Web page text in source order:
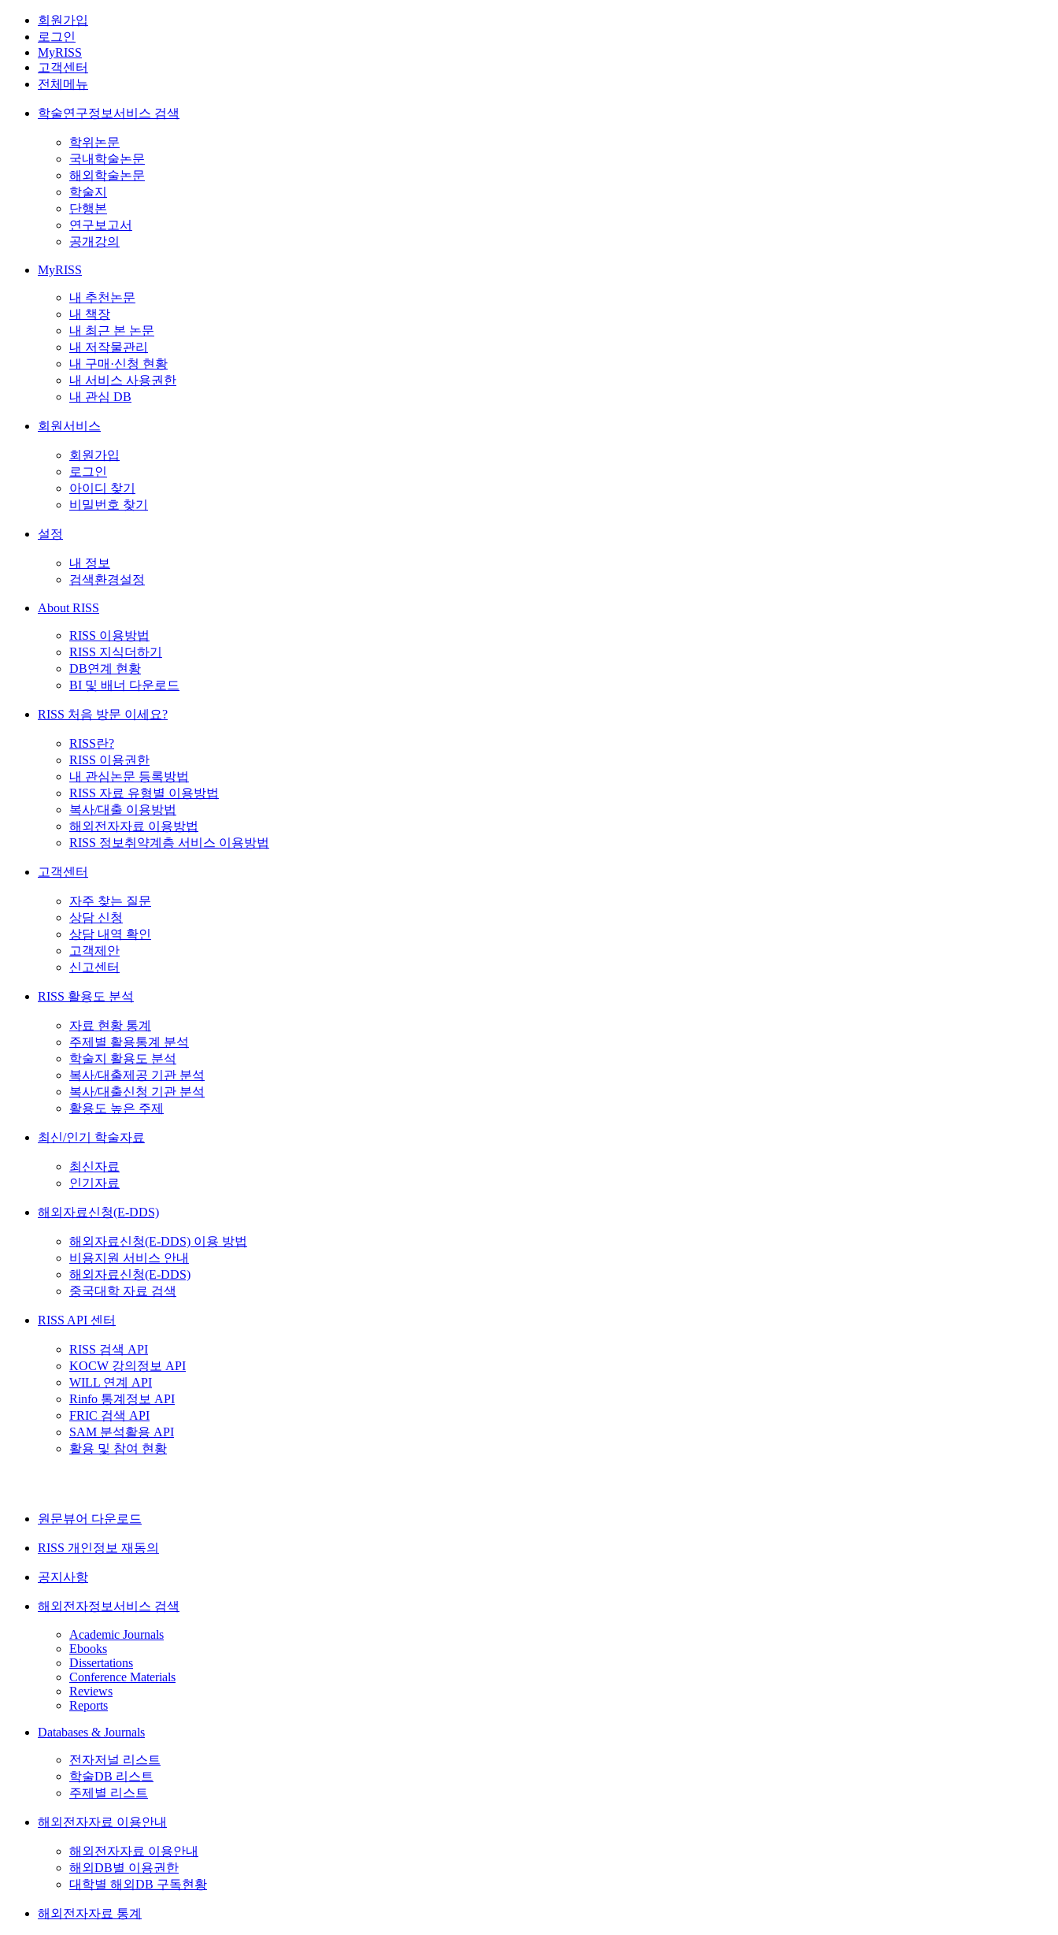
회원가입
로그인
MyRISS
고객센터
전체메뉴
학술연구정보서비스 검색
학위논문
국내학술논문
해외학술논문
학술지
단행본
연구보고서
공개강의
MyRISS
내 추천논문
내 책장
내 최근 본 논문
내 저작물관리
내 구매·신청 현황
내 서비스 사용권한
내 관심 DB
회원서비스
회원가입
로그인
아이디 찾기
비밀번호 찾기
설정
내 정보
검색환경설정
About RISS
RISS 이용방법
RISS 지식더하기
DB연계 현황
BI 및 배너 다운로드
RISS 처음 방문 이세요?
RISS란?
RISS 이용권한
내 관심논문 등록방법
RISS 자료 유형별 이용방법
복사/대출 이용방법
해외전자자료 이용방법
RISS 정보취약계층 서비스 이용방법
고객센터
자주 찾는 질문
상담 신청
상담 내역 확인
고객제안
신고센터
RISS 활용도 분석
자료 현황 통계
주제별 활용통계 분석
학술지 활용도 분석
복사/대출제공 기관 분석
복사/대출신청 기관 분석
활용도 높은 주제
최신/인기 학술자료
최신자료
인기자료
해외자료신청(E-DDS)
해외자료신청(E-DDS) 이용 방법
비용지원 서비스 안내
해외자료신청(E-DDS)
중국대학 자료 검색
RISS API 센터
RISS 검색 API
KOCW 강의정보 API
WILL 연계 API
Rinfo 통계정보 API
FRIC 검색 API
SAM 분석활용 API
활용 및 참여 현황
원문뷰어 다운로드
RISS 개인정보 재동의
공지사항
해외전자정보서비스 검색
Academic Journals
Ebooks
Dissertations
Conference Materials
Reviews
Reports
Databases & Journals
전자저널 리스트
학술DB 리스트
주제별 리스트
해외전자자료 이용안내
해외전자자료 이용안내
해외DB별 이용권한
대학별 해외DB 구독현황
해외전자자료 통계